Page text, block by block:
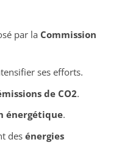
par la Commission
ses efforts.
de CO2.
énergétique.
des énergies